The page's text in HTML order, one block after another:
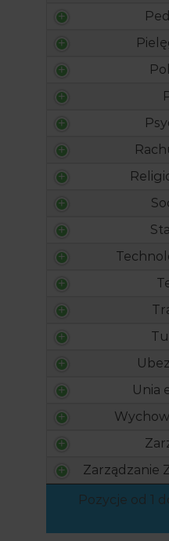
Unia
Zarządzanie
Pozycje od 1